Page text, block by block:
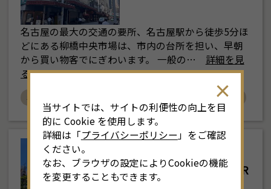
名古屋の最大の交通の要所、名古屋駅から徒歩5分ほ
どにある柳橋中央市場は、市内の台所を担い、早朝
から買い物客でにぎわいます。 一般の…
詳細を見
る
# グルメ # 体験
中部電力 MIRAI TOWER
当サイトでは、サイトの利便性の向上を目
的に Cookie を使用します。
詳細は「プライバシーポリシー 」をご確認
ください。
なお、ブラウザの設定によりCookieの機能
を変更することもできます。